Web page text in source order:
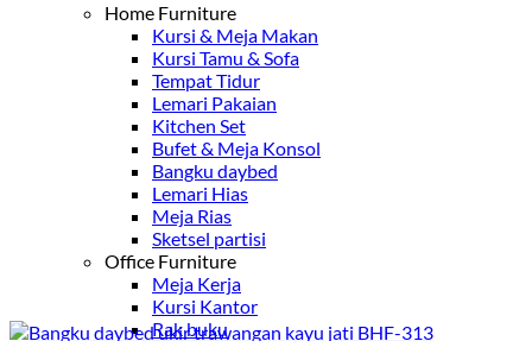
Home Furniture
Kursi & Meja Makan
Kursi Tamu & Sofa
Tempat Tidur
Lemari Pakaian
Kitchen Set
Bufet & Meja Konsol
Bangku daybed
Lemari Hias
Meja Rias
Sketsel partisi
Office Furniture
Meja Kerja
Kursi Kantor
Rak buku